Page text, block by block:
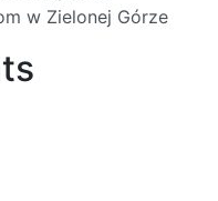
w Zielonej Górze